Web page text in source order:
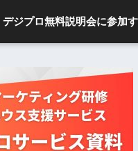
デジプロ無料説明会に参加